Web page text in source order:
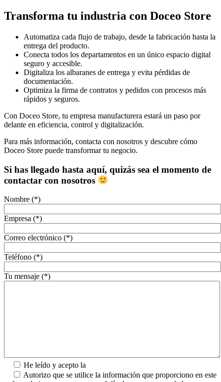
Transforma tu industria con Doceo Store
Automatiza cada flujo de trabajo, desde la fabricación hasta la
entrega del producto.
Conecta todos los departamentos en un único espacio digital
seguro y accesible.
Digitaliza los albaranes de entrega y evita pérdidas de
documentación.
Optimiza la firma de contratos y pedidos con procesos más
rápidos y seguros.
Con Doceo Store, tu empresa manufacturera estará un paso por
delante en eficiencia, control y digitalización.
Para más información, contacta con nosotros y descubre cómo
Doceo Store puede transformar tu negocio.
Si has llegado hasta aquí, quizás sea el momento de
contactar con nosotros
Nombre (*)
Empresa (*)
Correo electrónico (*)
Teléfono (*)
Tu mensaje (*)
He leído y acepto la
Autorizo que se utilice la información que proporciono en este